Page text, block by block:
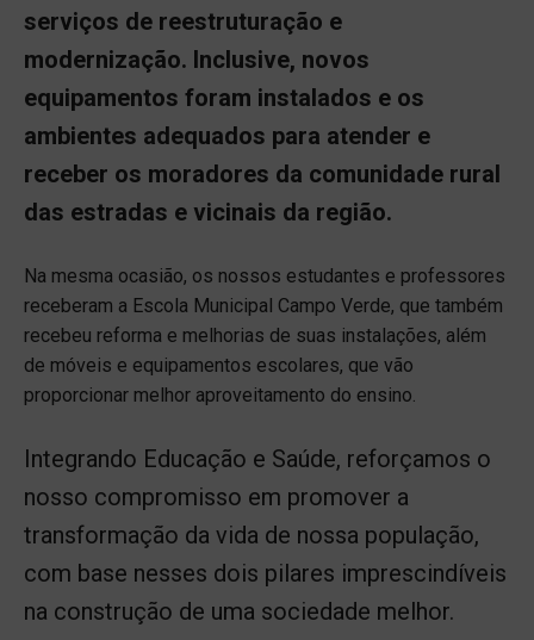
serviços de reestruturação e
modernização. Inclusive, novos
equipamentos foram instalados e os
ambientes adequados para atender e
receber os moradores da comunidade rural
das estradas e vicinais da região.
Na mesma ocasião, os nossos estudantes e professores
receberam a Escola Municipal Campo Verde, que também
recebeu reforma e melhorias de suas instalações, além
de móveis e equipamentos escolares, que vão
proporcionar melhor aproveitamento do ensino.
Integrando Educação e Saúde, reforçamos o
nosso compromisso em promover a
transformação da vida de nossa população,
com base nesses dois pilares imprescindíveis
na construção de uma sociedade melhor.